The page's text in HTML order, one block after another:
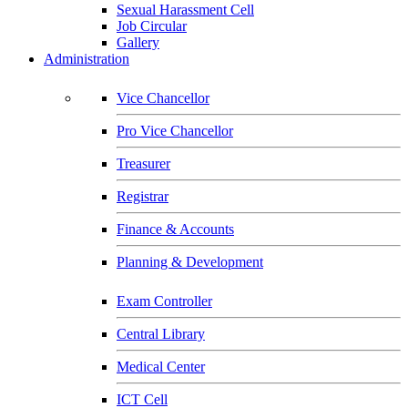
Sexual Harassment Cell
Job Circular
Gallery
Administration
Vice Chancellor
Pro Vice Chancellor
Treasurer
Registrar
Finance & Accounts
Planning & Development
Exam Controller
Central Library
Medical Center
ICT Cell